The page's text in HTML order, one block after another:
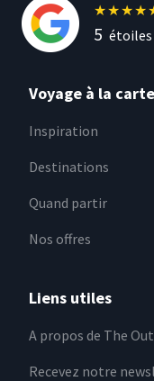
★★★★
5 étoiles
Voyage à la carte
Inspiration
Destinations
Quand partir
Nos offres
Liens utiles
A propos de The
Recevez notre